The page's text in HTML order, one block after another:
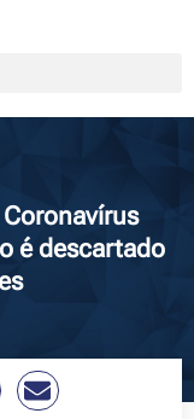
é descartado